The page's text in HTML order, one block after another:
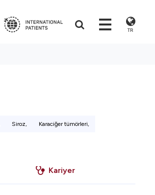
TR
Siroz, Karaciğer tümörleri,
Kariyer